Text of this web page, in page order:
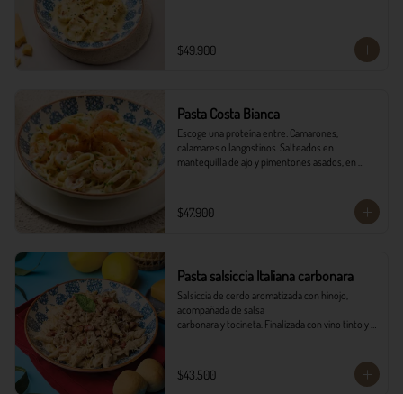
$49.900
Pasta Costa Bianca
Escoge una proteína entre: Camarones,
calamares o langostinos. Salteados en
mantequilla de ajo y pimentones asados, en
$47.900
Pasta salsiccia Italiana carbonara
Salsiccia de cerdo aromatizada con hinojo,
acompañada de salsa
carbonara y tocineta. Finalizada con vino tinto y
$43.500